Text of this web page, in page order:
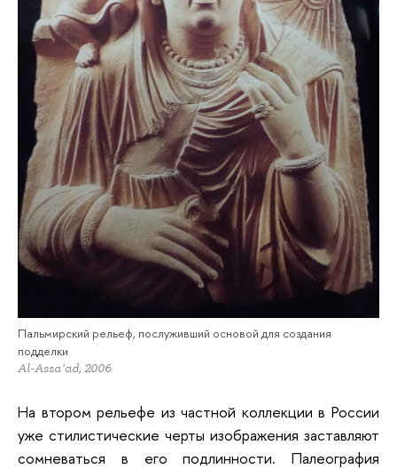
Пальмирский рельеф, послуживший основой для создания
подделки
Al-Assaʼad, 2006
На втором рельефе из частной коллекции в России
уже стилистические черты изображения заставляют
сомневаться в его подлинности. Палеография